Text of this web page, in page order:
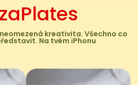
kreativita. Všechno co
Na tvém iPhonu